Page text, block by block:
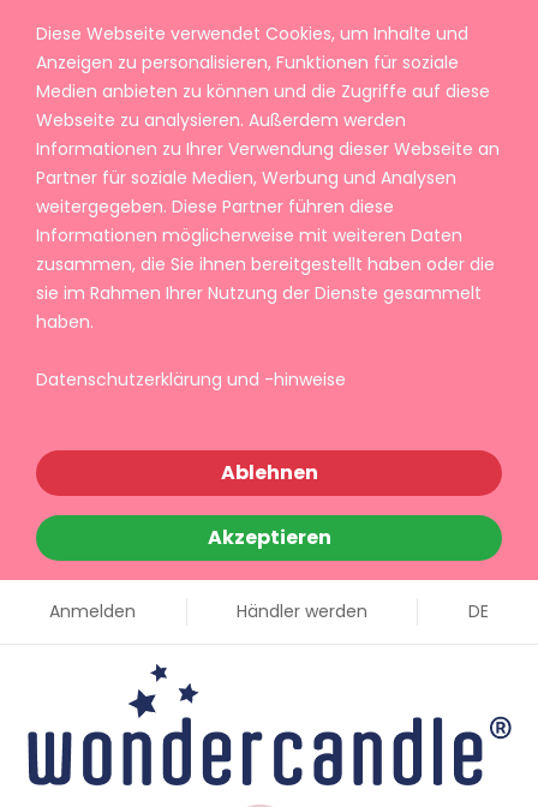
Diese Webseite verwendet Cookies, um Inhalte und
Anzeigen zu personalisieren, Funktionen für soziale
Medien anbieten zu können und die Zugriffe auf diese
Webseite zu analysieren. Außerdem werden
Informationen zu Ihrer Verwendung dieser Webseite an
Partner für soziale Medien, Werbung und Analysen
weitergegeben. Diese Partner führen diese
Informationen möglicherweise mit weiteren Daten
zusammen, die Sie ihnen bereitgestellt haben oder die
sie im Rahmen Ihrer Nutzung der Dienste gesammelt
haben.
Datenschutzerklärung und -hinweise
Ablehnen
Akzeptieren
Anmelden Händler werden DE